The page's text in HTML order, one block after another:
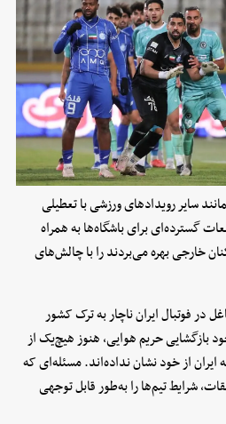
سایر رویدادهای ورزشی با تعطیلی
گسترده‌ای برای باشگاه‌ها به همراه
خارجی بهره می‌بردند را با چالش‌های
در فوتبال ایران ناچار به ترک کشور
بازگشایی حریم هوایی، هنوز هیچ‌یک از
ایران از خود نشان نداده‌اند. مسئله‌ای که
شرایط تیم‌ها را به‌طور قابل توجهی